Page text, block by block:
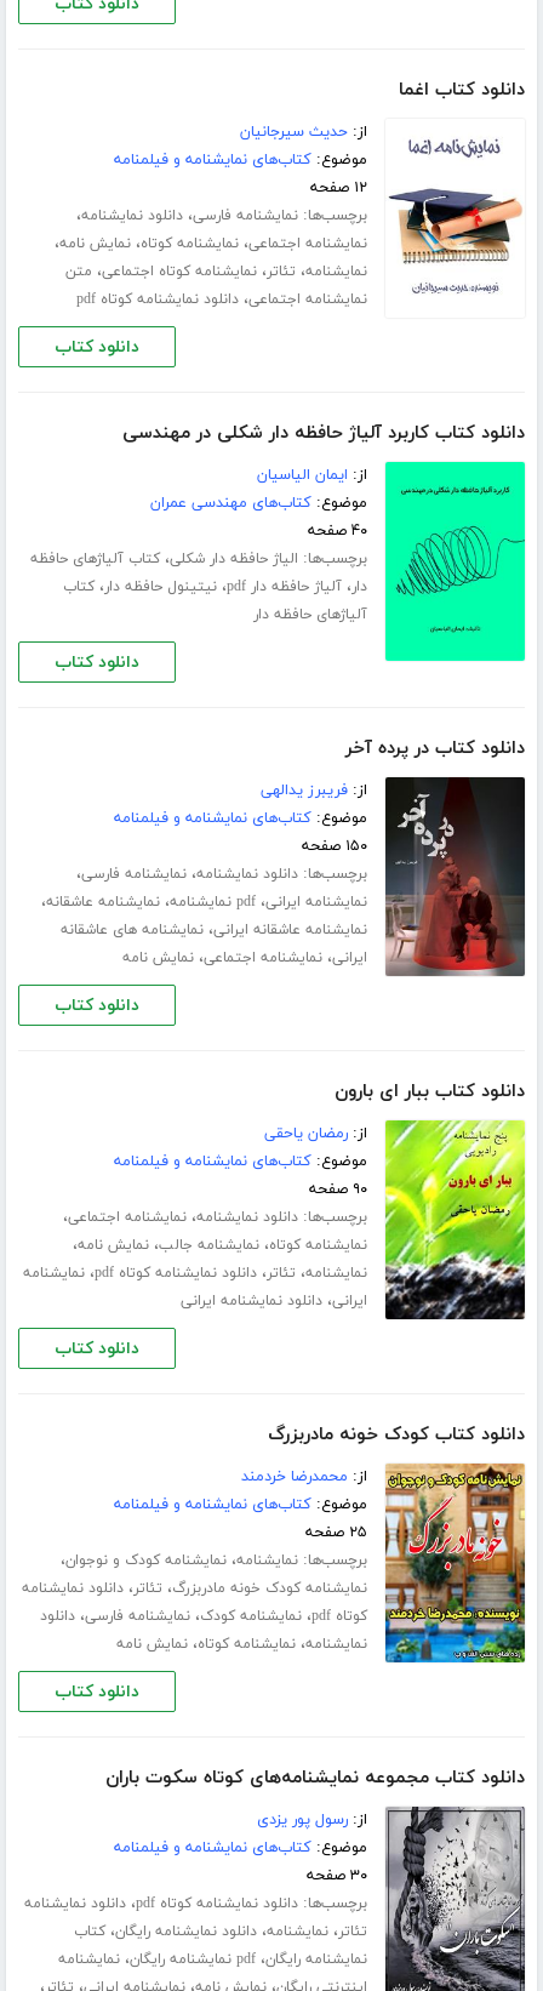
دانلود کتاب اغما
از:حدیث سیرجانیان
موضوع:کتاب‌های نمایشنامه و فیلمنامه
۱۲ صفحه
برچسب‌ها:نمایشنامه فارسی،دانلود نمایشنامه،
نمایشنامه اجتماعی،نمایشنامه کوتاه،نمایش نامه،
نمایشنامه، تئاتر،نمایشنامه کوتاه اجتماعی، متن
نمایشنامه اجتماعی،دانلود نمایشنامه کوتاه pdf
دانلود کتاب
دانلود کتاب کاربرد آلیاژ حافظه دار شکلی در مهندسی
از: ایمان الیاسیان
موضوع:کتاب‌های مهندسی عمران
۴۰ صفحه
برچسب‌ها: الیاژ حافظه دار شکلی،کتاب آلیاژهای حافظه
دار،آلیاژ حافظه دار pdf ،نیتینول حافظه دار،کتاب
آلیاژهای حافظه دار
دانلود کتاب
دانلود کتاب در پرده آخر
از:فریبرز یدالهی
موضوع:کتاب‌های نمایشنامه و فیلمنامه
۱۵۰ صفحه
برچسب‌ها:دانلود نمایشنامه،نمایشنامه فارسی،
نمایشنامه ایرانی،pdf نمایشنامه ،نمایشنامه عاشقانه،
نمایشنامه عاشقانه ایرانی،نمایشنامه های عاشقانه
ایرانی،نمایشنامه اجتماعی،نمایش نامه
دانلود کتاب
دانلود کتاب ببار ای بارون
از:رمضان یاحقی
موضوع:کتاب‌های نمایشنامه و فیلمنامه
۹۰ صفحه
برچسب‌ها:دانلود نمایشنامه،نمایشنامه اجتماعی،
نمایشنامه کوتاه،نمایشنامه جالب،نمایش نامه،
نمایشنامه، تئاتر،دانلود نمایشنامه کوتاه pdf ،نمایشنامه
ایرانی،دانلود نمایشنامه ایرانی
دانلود کتاب
دانلود کتاب کودک خونه مادربزرگ
از: محمدرضا خردمند
موضوع:کتاب‌های نمایشنامه و فیلمنامه
۲۵ صفحه
برچسب‌ها:نمایشنامه،نمایشنامه کودک و نوجوان،
نمایشنامه کودک خونه مادربزرگ، تئاتر،دانلود نمایشنامه
کوتاه pdf
،نمایشنامه کودک،نمایشنامه فارسی،دانلود
نمایشنامه،نمایشنامه کوتاه،نمایش نامه
دانلود کتاب
دانلود کتاب مجموعه نمایشنامه‌های کوتاه سکوت باران
از:رسول پور یزدی
موضوع:کتاب‌های نمایشنامه و فیلمنامه
۳۰ صفحه
برچسب‌ها:دانلود نمایشنامه کوتاه pdf ،دانلود نمایشنامه
تئاتر،نمایشنامه،دانلود نمایشنامه رایگان،کتاب
نمایشنامه رایگان،pdf نمایشنامه رایگان ،نمایشنامه
اینترنتی رایگان نمایش نامه نمایشنامه ایرانی تئاتر